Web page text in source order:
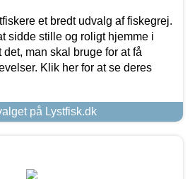
et bredt udvalg af fiskegrej.
sidde stille og roligt hjemme i
det, man skal bruge for at få
Klik her for at se deres
på Lystfisk.dk